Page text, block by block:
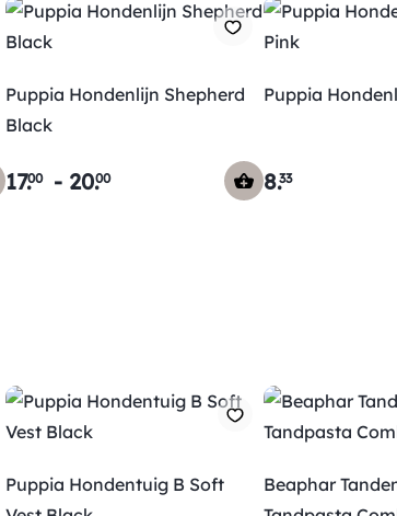
Puppia Hondenlijn Shepherd
Black
17.00 - 20.00
Puppia
8.33
Puppia Hondentuig B Soft
Beaphar